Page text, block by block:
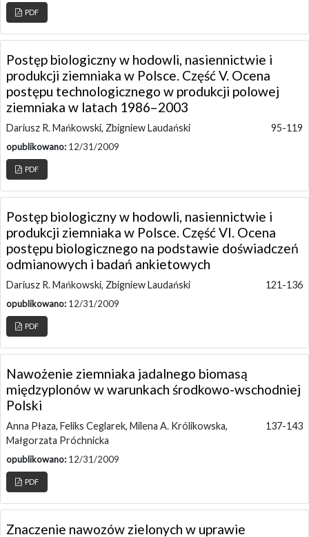
PDF
Postęp biologiczny w hodowli, nasiennictwie i
produkcji ziemniaka w Polsce. Część V. Ocena
postępu technologicznego w produkcji polowej
ziemniaka w latach 1986–2003
Dariusz R. Mańkowski, Zbigniew Laudański 95-119
opublikowano: 12/31/2009
PDF
Postęp biologiczny w hodowli, nasiennictwie i
produkcji ziemniaka w Polsce. Część VI. Ocena
postępu biologicznego na podstawie doświadczeń
odmianowych i badań ankietowych
Dariusz R. Mańkowski, Zbigniew Laudański 121-136
opublikowano: 12/31/2009
PDF
Nawożenie ziemniaka jadalnego biomasą
międzyplonów w warunkach środkowo-wschodniej
Polski
Anna Płaza, Feliks Ceglarek, Milena A. Królikowska,
Małgorzata Próchnicka
137-143
opublikowano: 12/31/2009
PDF
Znaczenie nawozów zielonych w uprawie